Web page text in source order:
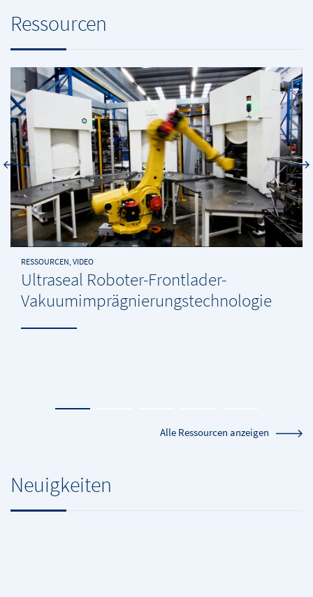
Ressourcen
RESSOURCEN, VIDEO
Ultraseal Roboter-Frontlader-
Vakuumimprägnierungstechnologie
Alle Ressourcen anzeigen
Neuigkeiten